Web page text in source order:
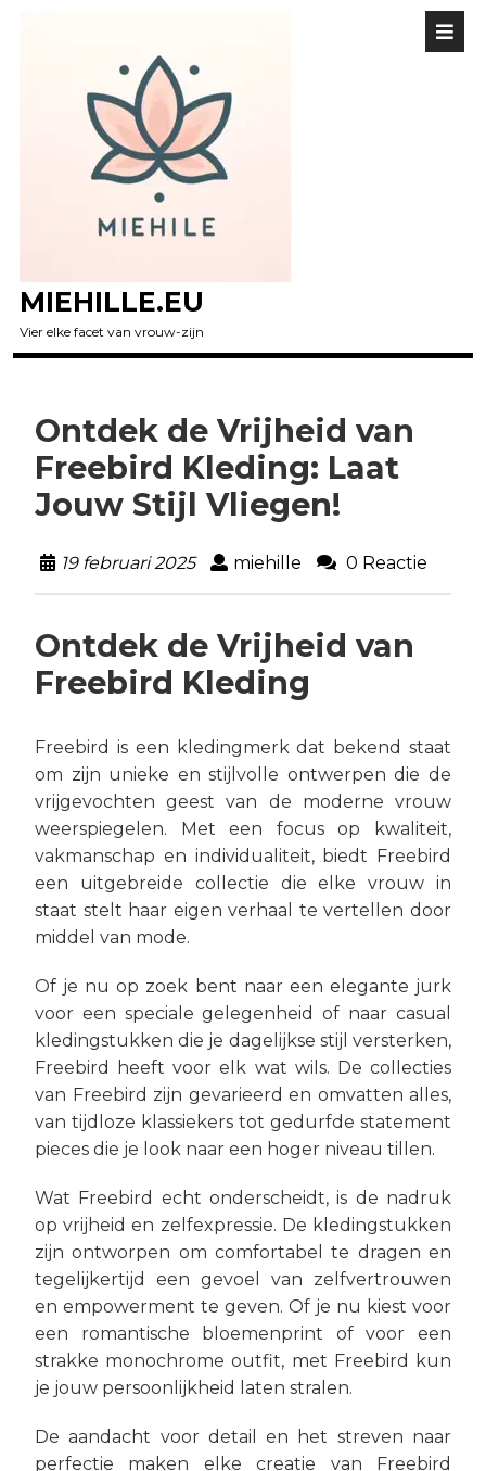
MIEHILLE.EU
Vier elke facet van vrouw-zijn
Ontdek de Vrijheid van
Freebird Kleding: Laat
Jouw Stijl Vliegen!
19 februari 2025 miehille 0 Reactie
Ontdek de Vrijheid van
Freebird Kleding
Freebird is een kledingmerk dat bekend staat
om zijn unieke en stijlvolle ontwerpen die de
vrijgevochten geest van de moderne vrouw
weerspiegelen. Met een focus op kwaliteit,
vakmanschap en individualiteit, biedt Freebird
een uitgebreide collectie die elke vrouw in
staat stelt haar eigen verhaal te vertellen door
middel van mode.
Of je nu op zoek bent naar een elegante jurk
voor een speciale gelegenheid of naar casual
kledingstukken die je dagelijkse stijl versterken,
Freebird heeft voor elk wat wils. De collecties
van Freebird zijn gevarieerd en omvatten alles,
van tijdloze klassiekers tot gedurfde statement
pieces die je look naar een hoger niveau tillen.
Wat Freebird echt onderscheidt, is de nadruk
op vrijheid en zelfexpressie. De kledingstukken
zijn ontworpen om comfortabel te dragen en
tegelijkertijd een gevoel van zelfvertrouwen
en empowerment te geven. Of je nu kiest voor
een romantische bloemenprint of voor een
strakke monochrome outfit, met Freebird kun
je jouw persoonlijkheid laten stralen.
De aandacht voor detail en het streven naar
perfectie maken elke creatie van Freebird